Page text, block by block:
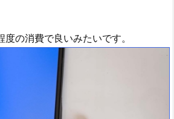
の消費で良いみたいです。